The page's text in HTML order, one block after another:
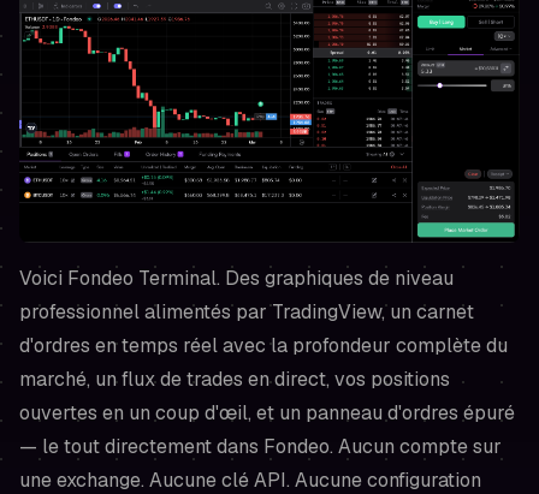
Voici Fondeo Terminal. Des graphiques de niveau
professionnel alimentés par TradingView, un carnet
d'ordres en temps réel avec la profondeur complète du
marché, un flux de trades en direct, vos positions
ouvertes en un coup d'œil, et un panneau d'ordres épuré
— le tout directement dans Fondeo. Aucun compte sur
une exchange. Aucune clé API. Aucune configuration